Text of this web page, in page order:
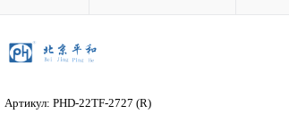
Артикул: PHD-22TF-2727 (R)